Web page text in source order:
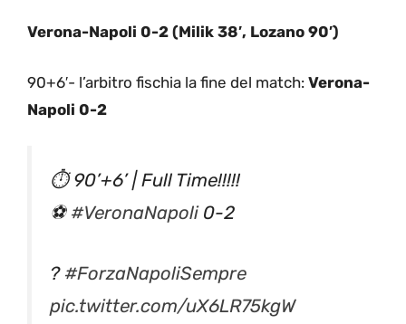
Verona-Napoli 0-2 (Milik 38′, Lozano 90′)
90+6′- l’arbitro fischia la fine del match: Verona-
Napoli 0-2
⏱ 90’+6’ | Full Time!!!!!
⚽ #VeronaNapoli0-2
? #ForzaNapoliSempre
pic.twitter.com/uX6LR75kgW